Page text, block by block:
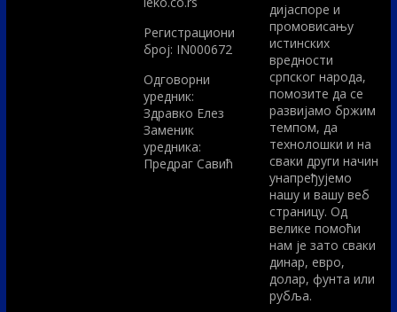
Регистрациони
број: IN000672
Одговорни
уредник:
Здравко Елез
Заменик
уредника:
Предраг Савић
дијаспоре и
промовисању
истинских
вредности
српског народа,
помозите да се
развијамо бржим
темпом, да
технолошки и на
сваки други начин
унапређујемо
нашу и вашу веб
страницу. Од
велике помоћи
нам је зато сваки
динар, евро,
долар, фунта или
рубља.